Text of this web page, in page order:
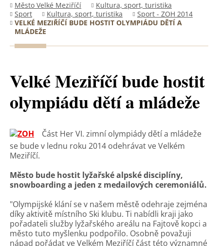
Město Velké Meziříčí
Kultura, sport, turistika
Sport
Kultura, sport, turistika
Sport - ZOH 2014
VELKÉ MEZIŘÍČÍ BUDE HOSTIT OLYMPIÁDU DĚTÍ A
MLÁDEŽE
Velké Meziříčí bude hostit
olympiádu dětí a mládeže
Část Her VI. zimní olympiády dětí a mládeže
se bude v lednu roku 2014 odehrávat ve Velkém
Meziříčí.
Město bude hostit lyžařské alpské disciplíny,
snowboarding a jeden z medailových ceremoniálů.
"Olympijské klání se v našem městě odehraje zejména
díky aktivitě místního Ski klubu. Ti nabídli kraji jako
pořadateli služby lyžařského areálu na Fajtově kopci a
město tuto myšlenku podpořilo. Osobně považuji
nápad pořádat ve Velkém Meziříčí část této významné